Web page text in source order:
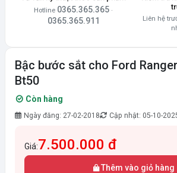
Hotline 0365.365.365 ·
0365.365.911
Liên hệ
Bậc bước sắt cho Ford
Bt50
Còn hàng
Ngày đăng: 27-02-2018 Cập nhật: 05-10-
Giá:7.500.000 đ
Thêm vào giỏ hàng